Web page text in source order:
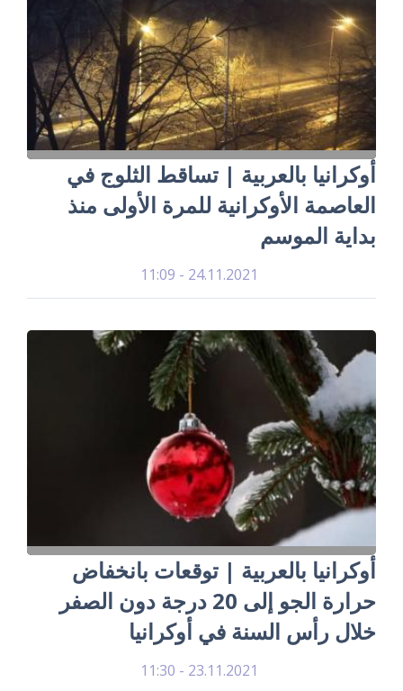
أوكرانيا بالعربية | تساقط الثلوج في
العاصمة الأوكرانية للمرة الأولى منذ
بداية الموسم
24.11.2021 - 11:09
أوكرانيا بالعربية | توقعات بانخفاض
حرارة الجو إلى 20 درجة دون الصفر
خلال رأس السنة في أوكرانيا
23.11.2021 - 11:30